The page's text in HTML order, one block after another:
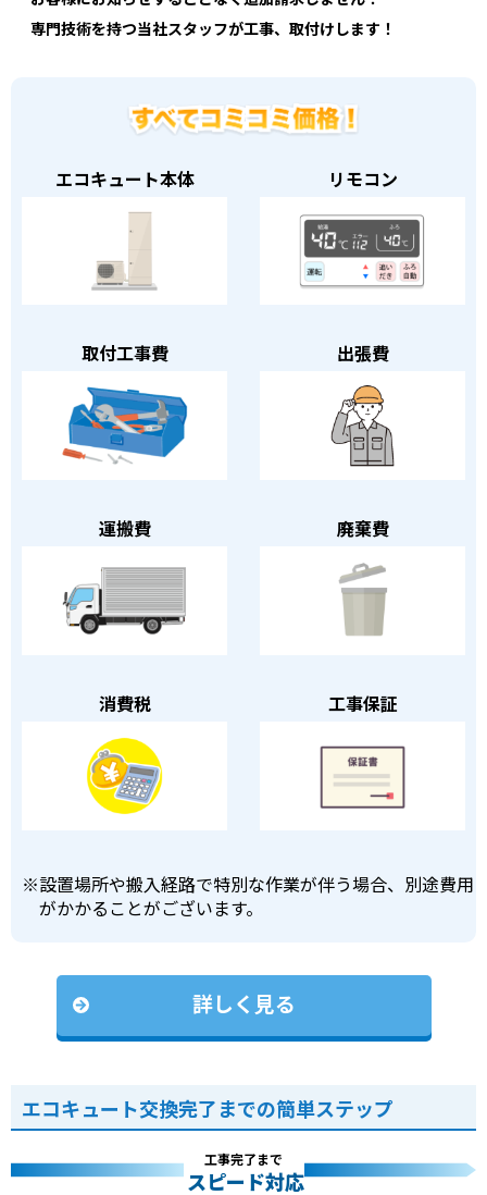
専門技術を持つ当社スタッフが工事、取付けします！
エコキュート本体 リモコン
取付工事費 出張費
運搬費 廃棄費
消費税 工事保証
※設置場所や搬入経路で特別な作業が伴う場合、別途費用
がかかることがございます。
詳しく見る
エコキュート交換完了までの簡単ステップ
工事完了まで
スピード対応